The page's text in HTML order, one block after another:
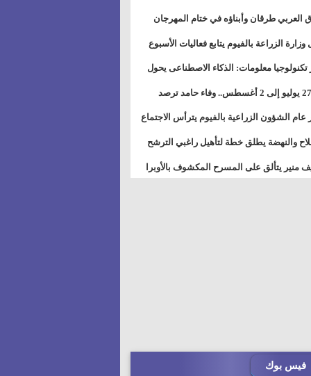
المدن الجديدة
العربي طرقان وأبناؤه في ختام المهرجان
للموسيقى والغناء بالمسرح المكشوف
وزارة الزراعة بالفيوم يتابع فعاليات الأسبوع
تكنولوجيا معلومات: الذكاء الاصطناعى يحول
إلى سلعة فى اقتصاد الانتباه
من 27 يوليو إلى 2 أغسطس.. وفاء حامد ترصد
أقوى الاتصالات الفلكية على الأبراج
عام الشؤون الزراعية بالفيوم يترأس الاجتماع
لمتابعة الحصر الحيازي الجديدة
والنهضة يطلق خطة لتأهيل راغبي الترشح
الشعبية المحلية ويستعرض خطط أماناته
منير يتألق على المسرح المكشوف بالأوبرا
فيس بوك